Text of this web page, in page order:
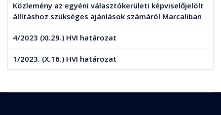
Közlemény az egyéni választókerületi képviselőjelölt
állításhoz szükséges ajánlások számáról Marcaliban
4/2023 (XI.29.) HVI határozat
1/2023. (X.16.) HVI határozat